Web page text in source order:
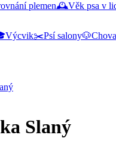
plemen🕰️Věk psa v
Výcvik✂️Psí salony🐶
Slaný